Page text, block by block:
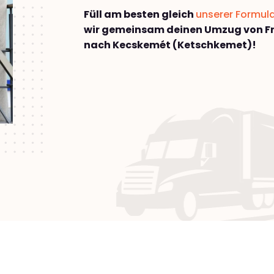
Füll am besten gleich unserer
wir gemeinsam deinen Umzug von
nach Kecskemét (Ketschkemet)!